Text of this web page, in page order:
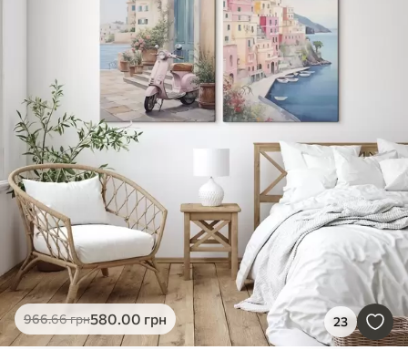
966.66грн580.00 грн 23